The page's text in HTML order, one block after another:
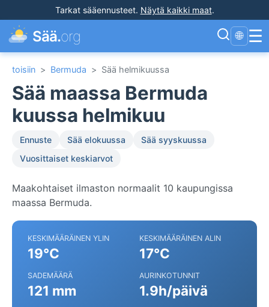
Tarkat sääennusteet. Näytä kaikki maat.
Sää.org 🌐 ☰
toisiin > Bermuda > Sää helmikuussa
Sää maassa Bermuda
kuussa helmikuu
Ennuste Sää elokuussa
Sää syyskuussa
Vuosittaiset keskiarvot
Maakohtaiset ilmaston normaalit 10 kaupungissa
maassa Bermuda.
KESKIMÄÄRÄINEN YLIN
19°C
KESKIMÄÄRÄINEN ALIN
17°C
SADEMÄÄRÄ
121 mm
AURINKOTUNNIT
1.9h/päivä